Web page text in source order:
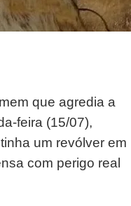
que agredia a
feira (15/07),
um revólver em
com perigo real